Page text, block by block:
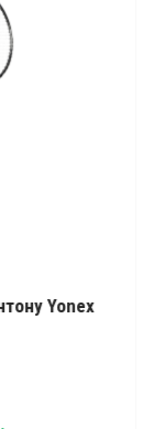
Кросівки
SHB-